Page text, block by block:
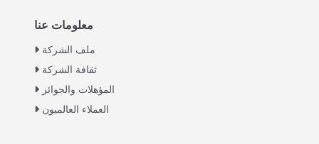
معلومات عنا
ملف الشركة
ثقافة الشركة
المؤهلات والجوائز
العملاء العالميون